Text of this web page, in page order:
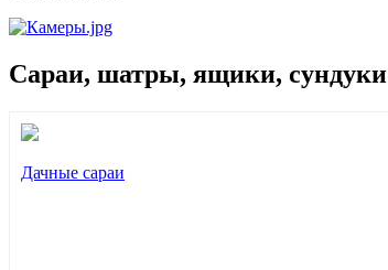
Сараи, шатры, ящики, сундуки
Дачные сараи